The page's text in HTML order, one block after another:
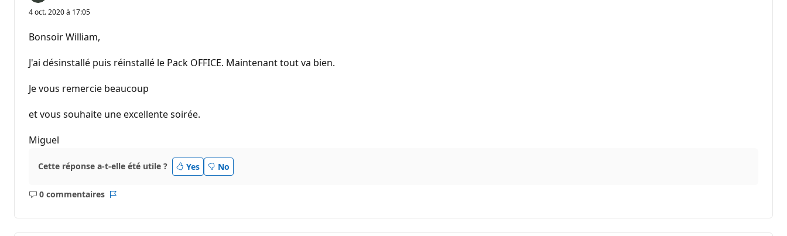
4 oct. 2020 à 17:05
Bonsoir William,
J'ai désinstallé puis réinstallé le Pack OFFICE. Maintenant tout va bien.
Je vous remercie beaucoup
et vous souhaite une excellente soirée.
Miguel
Cette réponse a-t-elle été utile ? Yes No
0 commentaires
Aucun